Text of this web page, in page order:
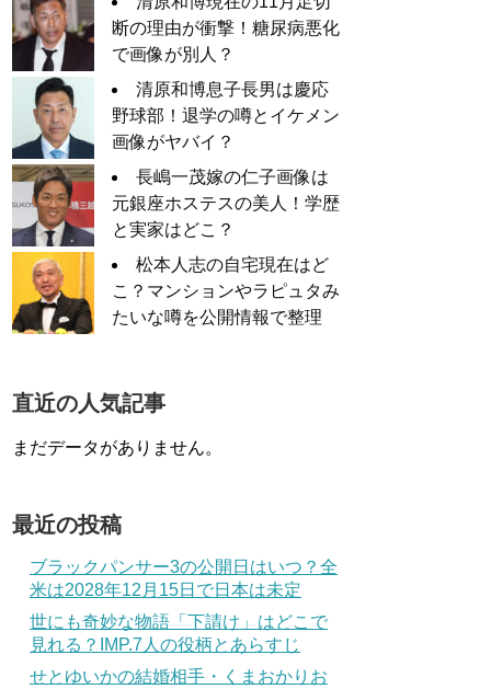
断の理由が衝撃！糖尿病悪化
で画像が別人？
清原和博息子長男は慶応
野球部！退学の噂とイケメン
画像がヤバイ？
長嶋一茂嫁の仁子画像は
元銀座ホステスの美人！学歴
と実家はどこ？
松本人志の自宅現在はど
こ？マンションやラピュタみ
たいな噂を公開情報で整理
直近の人気記事
まだデータがありません。
最近の投稿
ブラックパンサー3の公開日はいつ？全
米は2028年12月15日で日本は未定
世にも奇妙な物語「下請け」はどこで
見れる？IMP.7人の役柄とあらすじ
せとゆいかの結婚相手・くまおかりお